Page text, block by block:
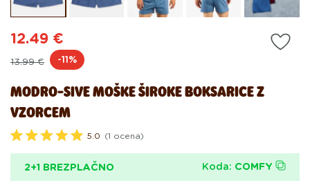
modalnem
oknu
MODRO-SIVE MOŠKE ŠIROKE BOKSARICE Z
VZORCEM
c
5.0 (1 ocena)
Redna
13.99 €
Akcijska
12.49 €
-11%
2+1 BREZPLAČNO Koda: COMFY